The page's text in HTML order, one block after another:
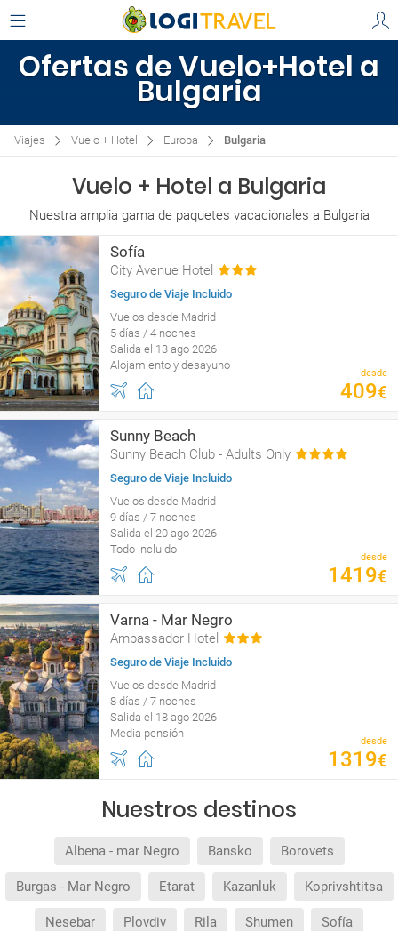
Ofertas de Vuelo+Hotel a
Bulgaria
Viajes Vuelo + Hotel Europa Bulgaria
Vuelo + Hotel a Bulgaria
Nuestra amplia gama de paquetes vacacionales a Bulgaria
Sofía
City Avenue Hotel
Seguro de Viaje Incluido
Vuelos desde Madrid
5 días / 4 noches
Salida el 13 ago 2026
Alojamiento y desayuno
desde
409€
Sunny Beach
Sunny Beach Club - Adults Only
Seguro de Viaje Incluido
Vuelos desde Madrid
9 días / 7 noches
Salida el 20 ago 2026
Todo incluido
desde
1419€
Varna - Mar Negro
Ambassador Hotel
Seguro de Viaje Incluido
Vuelos desde Madrid
8 días / 7 noches
Salida el 18 ago 2026
Media pensión
desde
1319€
Nuestros destinos
Albena - mar Negro Bansko Borovets
Burgas - Mar Negro Etarat Kazanluk Koprivshtitsa
Nesebar Plovdiv Rila Shumen Sofía